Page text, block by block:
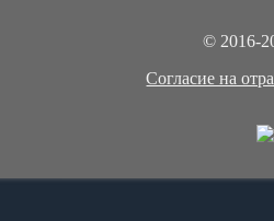
© 2016-
Cогласие на